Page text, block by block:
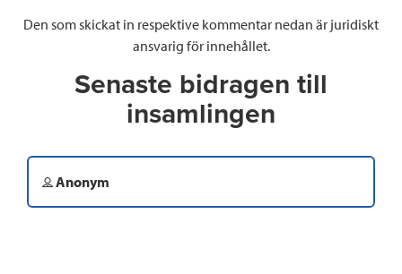
Den som skickat in respektive kommentar nedan är juridiskt
ansvarig för innehållet.
Senaste bidragen till
insamlingen
Anonym